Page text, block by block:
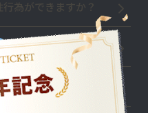
為ができますか？
につかれますか？
うしますか？